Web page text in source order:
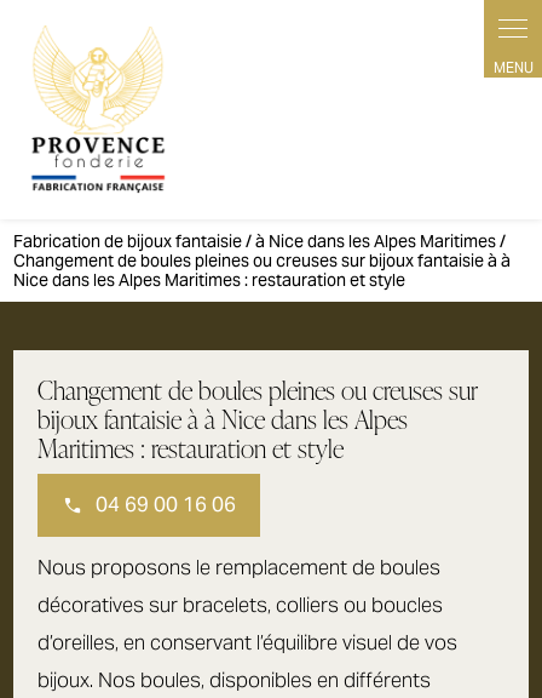
Fabrication de bijoux fantaisie / à Nice dans les Alpes Maritimes /
Changement de boules pleines ou creuses sur bijoux fantaisie à à
Nice dans les Alpes Maritimes : restauration et style
Changement de boules pleines ou creuses sur
bijoux fantaisie à à Nice dans les Alpes
Maritimes : restauration et style
04 69 00 16 06
Nous proposons le remplacement de boules
décoratives sur bracelets, colliers ou boucles
d’oreilles, en conservant l’équilibre visuel de vos
bijoux. Nos boules, disponibles en différents